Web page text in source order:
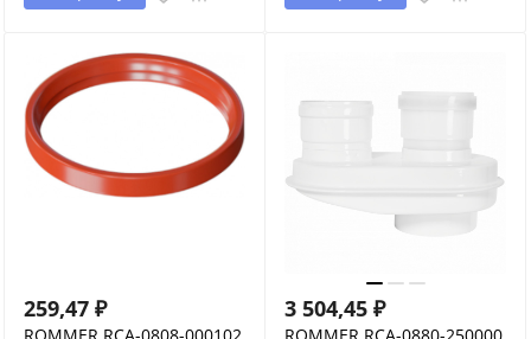
259,47 ₽ 3 504,45 ₽